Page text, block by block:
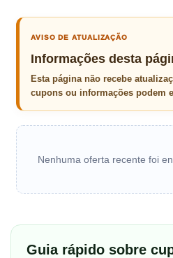
AVISO DE ATUALIZAÇÃO
Informações desta
Esta página não recebe
cupons ou informações podem
Nenhuma oferta recente foi
Guia rápido sobre